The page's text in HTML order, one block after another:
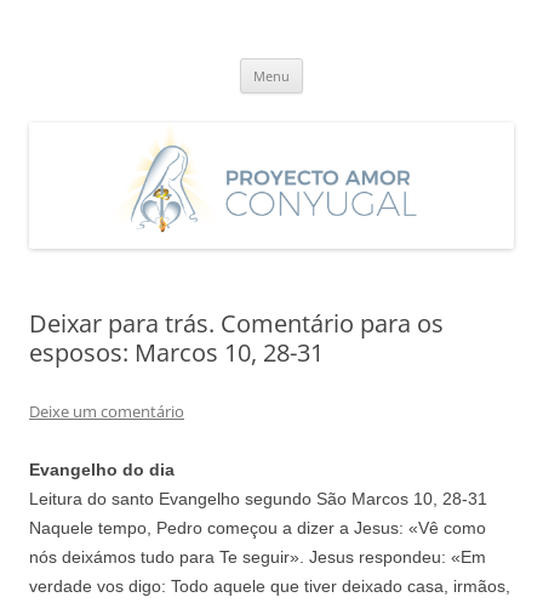
Menu
Deixar para trás. Comentário para os
esposos: Marcos 10, 28-31
Deixe um comentário
Evangelho do dia
Leitura do santo Evangelho segundo São Marcos 10, 28-31
Naquele tempo, Pedro começou a dizer a Jesus: «Vê como
nós deixámos tudo para Te seguir». Jesus respondeu: «Em
verdade vos digo: Todo aquele que tiver deixado casa, irmãos,